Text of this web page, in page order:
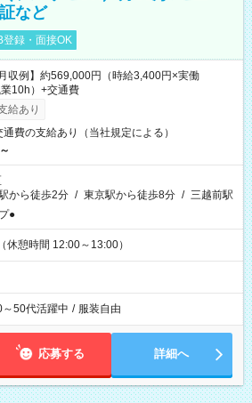
など
登録・面接OK
収例】約569,000円（時給3,400円×実働
10h）+交通費
給あり
通費の支給あり（当社規定による）
から徒歩2分 / 東京駅から徒歩8分 / 三越前駅
●
憩時間 12:00～13:00）
～50代活躍中 / 服装自由
応募する 詳細へ